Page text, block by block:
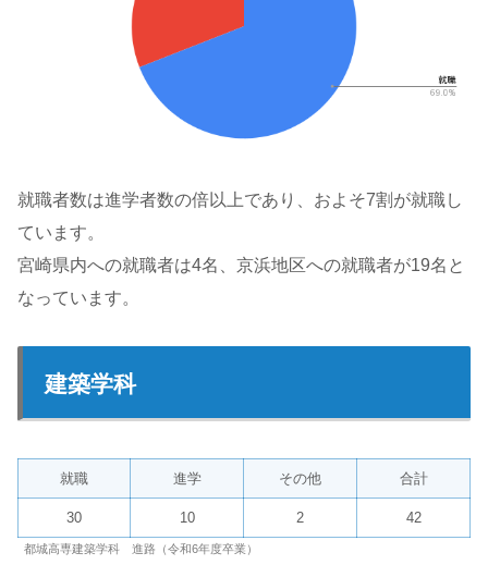
就職者数は進学者数の倍以上であり、およそ7割が就職し
ています。
宮崎県内への就職者は4名、京浜地区への就職者が19名と
なっています。
建築学科
就職 進学 その他 合計
30 10 2 42
都城高専建築学科 進路（令和6年度卒業）